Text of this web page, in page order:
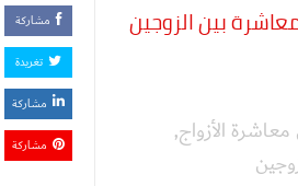
بين الزوجين
الأزواج,
مشاركة
تغريدة
مشاركة
مشاركة